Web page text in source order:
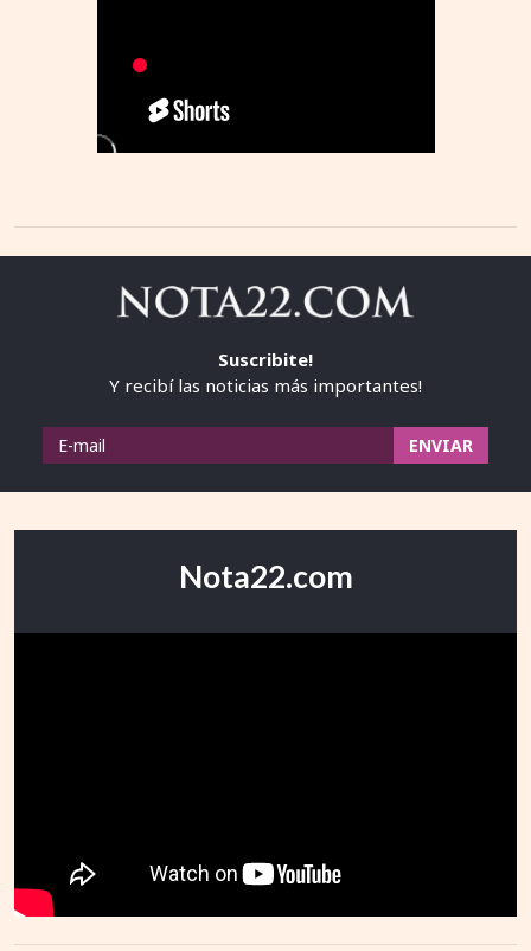
Suscribite!
Y recibí las noticias más importantes!
Nota22.com